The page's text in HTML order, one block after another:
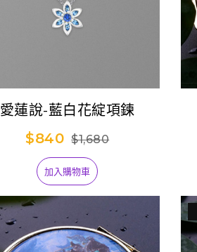
愛蓮說-藍白花綻項鍊
$840 $1,680
加入購物車